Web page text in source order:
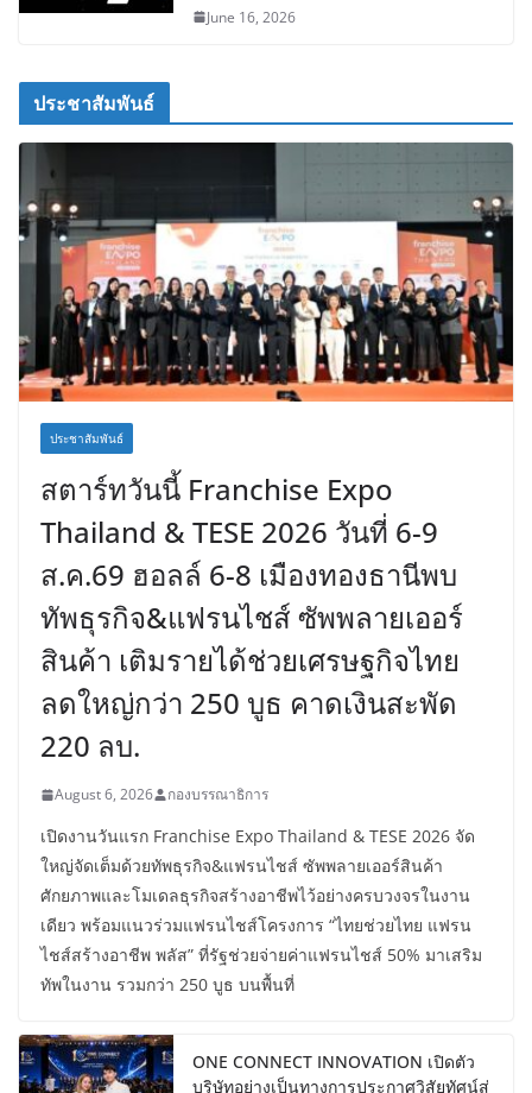
June 16, 2026
ประชาสัมพันธ์
ประชาสัมพันธ์
สตาร์ทวันนี้ Franchise Expo
Thailand & TESE 2026 วันที่ 6-9
ส.ค.69 ฮอลล์ 6-8 เมืองทองธานีพบ
ทัพธุรกิจ&แฟรนไชส์ ซัพพลายเออร์
สินค้า เติมรายได้ช่วยเศรษฐกิจไทย
ลดใหญ่กว่า 250 บูธ คาดเงินสะพัด
220 ลบ.
August 6, 2026 กองบรรณาธิการ
เปิดงานวันแรก Franchise Expo Thailand & TESE 2026 จัด
ใหญ่จัดเต็มด้วยทัพธุรกิจ&แฟรนไชส์ ซัพพลายเออร์สินค้า
ศักยภาพและโมเดลธุรกิจสร้างอาชีพไว้อย่างครบวงจรในงาน
เดียว พร้อมแนวร่วมแฟรนไชส์โครงการ “ไทยช่วยไทย แฟรน
ไชส์สร้างอาชีพ พลัส” ที่รัฐช่วยจ่ายค่าแฟรนไชส์ 50% มาเสริม
ทัพในงาน รวมกว่า 250 บูธ บนพื้นที่
ONE CONNECT INNOVATION เปิดตัว
บริษัทอย่างเป็นทางการประกาศวิสัยทัศน์สู่